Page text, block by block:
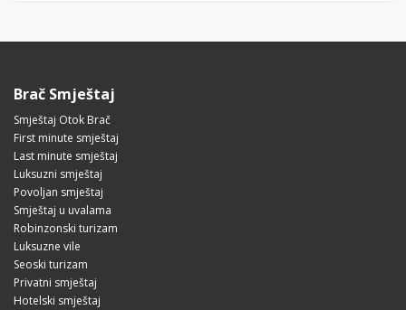
Brač Smještaj
Smještaj Otok Brač
First minute smještaj
Last minute smještaj
Luksuzni smještaj
Povoljan smještaj
Smještaj u uvalama
Robinzonski turizam
Luksuzne vile
Seoski turizam
Privatni smještaj
Hotelski smještaj